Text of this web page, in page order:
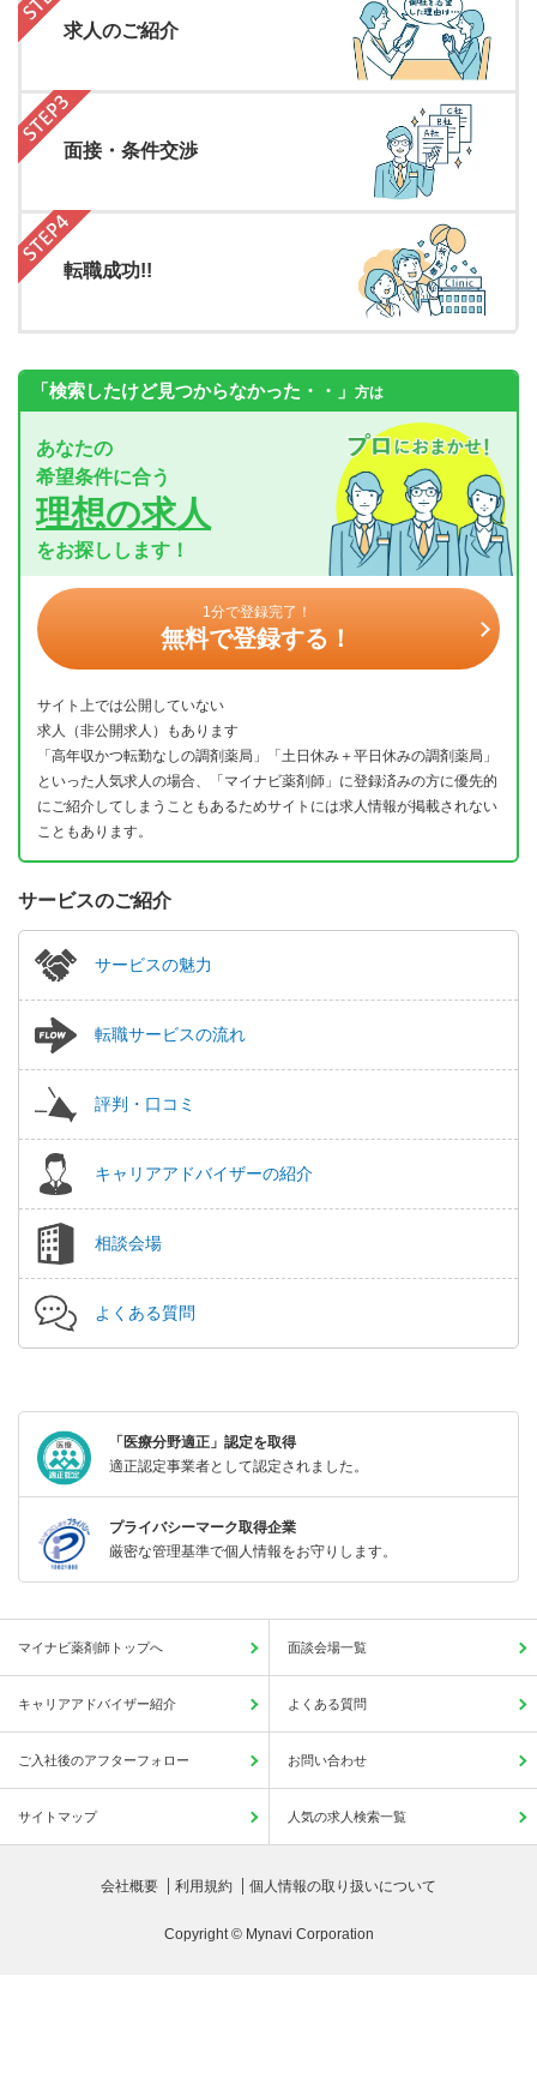
求人のご紹介
面接・条件交渉
転職成功!!
「検索したけど見つからなかった・・」 方は
あなたの
希望条件に合う
理想の求人
をお探しします！
1分で登録完了！
無料で登録する！
サイト上では公開していない
求人（非公開求人）もあります
「高年収かつ転勤なしの調剤薬局」「土日休み＋平日休みの調剤薬局」
といった人気求人の場合、「マイナビ薬剤師」に登録済みの方に優先的
にご紹介してしまうこともあるためサイトには求人情報が掲載されない
こともあります。
サービスのご紹介
サービスの魅力
転職サービスの流れ
評判・口コミ
キャリアアドバイザーの紹介
相談会場
よくある質問
「医療分野適正」認定を取得
適正認定事業者として認定されました。
プライバシーマーク取得企業
厳密な管理基準で個人情報をお守りします。
マイナビ薬剤師トップへ 面談会場一覧
キャリアアドバイザー紹介 よくある質問
ご入社後のアフターフォロー お問い合わせ
サイトマップ 人気の求人検索一覧
会社概要 利用規約 個人情報の取り扱いについて
Copyright © Mynavi Corporation